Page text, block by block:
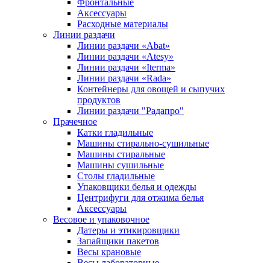
Фронтальные
Аксессуары
Расходные материалы
Линии раздачи
Линии раздачи «Abat»
Линии раздачи «Atesy»
Линии раздачи «Iterma»
Линии раздачи «Rada»
Контейнеры для овощей и сыпучих
продуктов
Линии раздачи "Радапро"
Прачечное
Катки гладильные
Машины стирально-сушильные
Машины стиральные
Машины сушильные
Столы гладильные
Упаковщики белья и одежды
Центрифуги для отжима белья
Аксессуары
Весовое и упаковочное
Датеры и этикировщики
Запайщики пакетов
Весы крановые